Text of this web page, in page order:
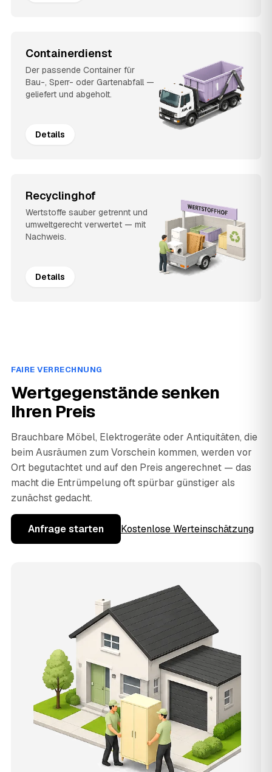
Containerdienst
Der passende Container für
Bau-, Sperr- oder Gartenabfall —
geliefert und abgeholt.
Details
Recyclinghof
Wertstoffe sauber getrennt und
umweltgerecht verwertet — mit
Nachweis.
Details
FAIRE VERRECHNUNG
Wertgegenstände senken
Ihren Preis
Brauchbare Möbel, Elektrogeräte oder Antiquitäten, die
beim Ausräumen zum Vorschein kommen, werden vor
Ort begutachtet und auf den Preis angerechnet — das
macht die Entrümpelung oft spürbar günstiger als
zunächst gedacht.
Anfrage starten Kostenlose Werteinschätzung